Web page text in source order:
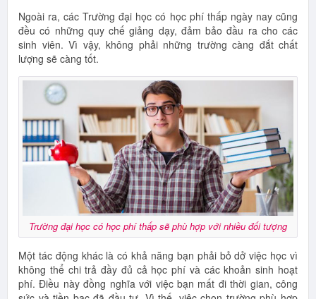
Ngoài ra, các Trường đại học có học phí thấp ngày nay cũng
đều có những quy chế giảng dạy, đảm bảo đầu ra cho các
sinh viên. Vì vậy, không phải những trường càng đắt chất
lượng sẽ càng tốt.
Trường đại học có học phí thấp sẽ phù hợp với nhiều đối tượng
Một tác động khác là có khả năng bạn phải bỏ dở việc học vì
không thể chi trả đầy đủ cả học phí và các khoản sinh hoạt
phí. Điều này đồng nghĩa với việc bạn mất đi thời gian, công